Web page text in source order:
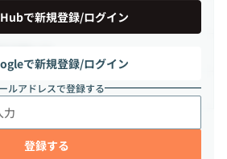
で新規登録/ログイン
で新規登録/ログイン
ルアドレスで登録する
登録する
委託